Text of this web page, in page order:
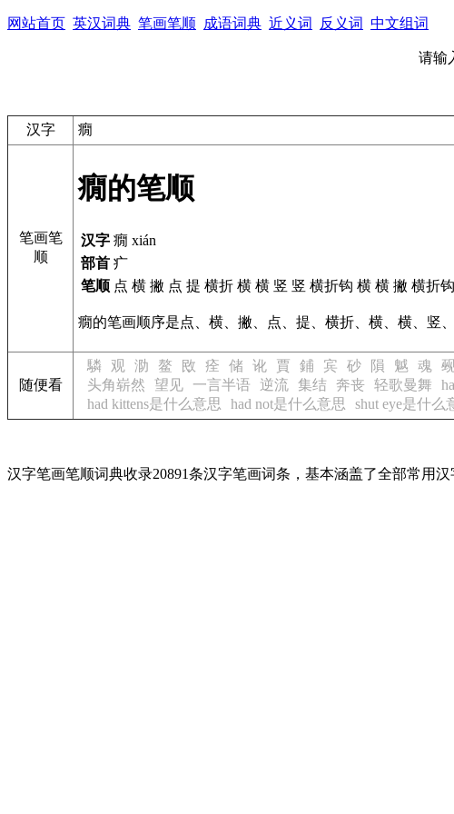
网站首页 英汉词典 笔画笔顺 成语词典 近义词 反义词 中文组词
请输
汉字 癇
笔画笔
顺
癇的笔顺
汉字 癇 xián
部首 疒
笔顺 点 横 撇 点 提 横折 横 横 竖 竖 横折钩 横 横 撇 横折
癇的笔画顺序是点、横、撇、点、提、横折、横、横、竖
随便看
驎 观 泐 鳌 敃 痊 储 讹 賈 鋪 宾 砂 隕 魆 魂 觋
头角崭然
望见 一言半语 逆流 集结 奔丧 轻歌曼舞
had kittens是什么意思
had not是什么意思 shut eye是什么
汉字笔画笔顺词典收录20891条汉字笔画词条，基本涵盖了全部常用